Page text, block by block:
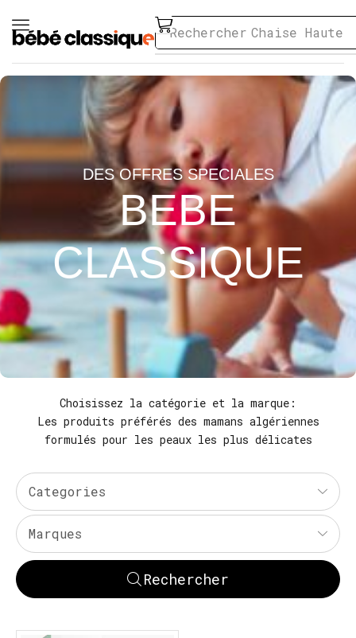
Rechercher Chaise Haute
DES OFFRES SPECIALES
BEBE
CLASSIQUE
Choisissez la catégorie et la marque:
Les produits préférés des mamans algériennes
formulés pour les peaux les plus délicates
Categories
Marques
Rechercher